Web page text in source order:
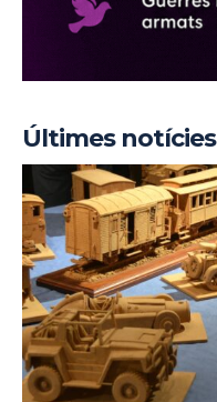
Últimes notícies